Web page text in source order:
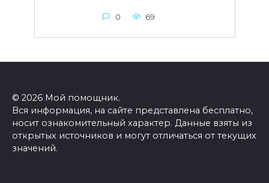
0 69
© 2026 Мой помощник.
Вся информация, на сайте представлена бесплатно,
носит ознакомительный характер. Данные взяты из
открытых источников и могут отличаться от текущих
значений.